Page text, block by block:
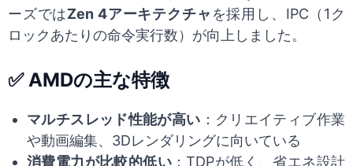
ーズではZen 4アーキテクチャ を採用し、IPC（1ク
ロックあたりの命令実行数）が向上しました。
✅ AMDの主な特徴
マルチスレッド性能が高い ：クリエイティブ作業
や動画編集、3Dレンダリングに向いている
消費電力が比較的低い ：TDPが低く、省エネ設計